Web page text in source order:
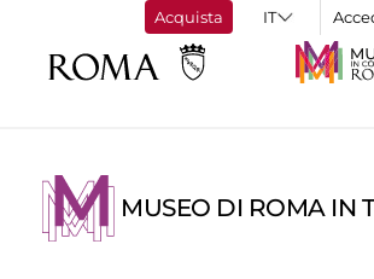
Acquista
MUSEO DI ROMA IN